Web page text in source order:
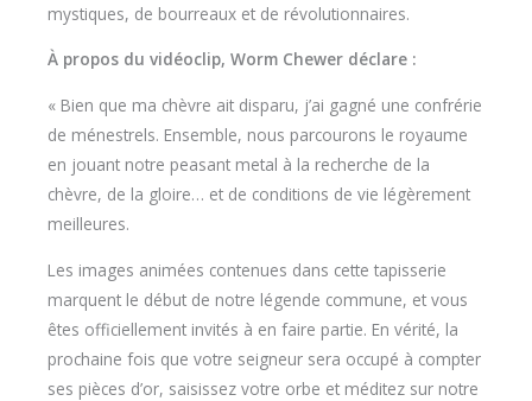
mystiques, de bourreaux et de révolutionnaires.
À propos du vidéoclip, Worm Chewer déclare :
« Bien que ma chèvre ait disparu, j’ai gagné une confrérie
de ménestrels. Ensemble, nous parcourons le royaume
en jouant notre peasant metal à la recherche de la
chèvre, de la gloire… et de conditions de vie légèrement
meilleures.
Les images animées contenues dans cette tapisserie
marquent le début de notre légende commune, et vous
êtes officiellement invités à en faire partie. En vérité, la
prochaine fois que votre seigneur sera occupé à compter
ses pièces d’or, saisissez votre orbe et méditez sur notre